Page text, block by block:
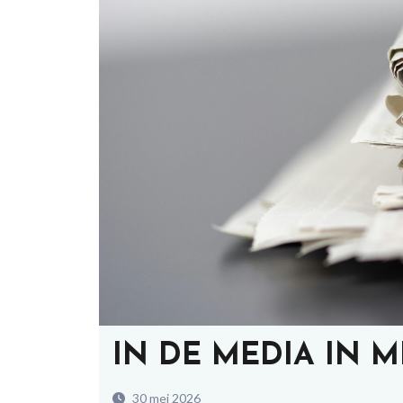
IN DE MEDIA IN
30 mei 2026